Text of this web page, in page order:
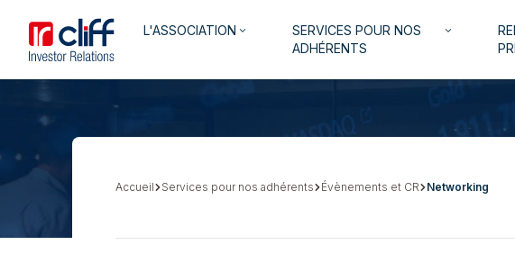
contenu
principal
Aller directement au contenu
Navigation
L'ASSOCIATION keyboard_arrow_down
SERVICES POUR NOS
ADHÉRENTS
keyboard_arrow_down
Fil
Accueil Services pour nos adhérents Évènements et CR Networking